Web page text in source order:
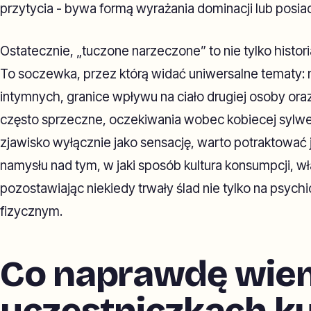
przytycia - bywa formą wyrażania dominacji lub
Ostatecznie, „tuczone narzeczone” to nie tylko
To soczewka, przez którą widać uniwersalne
intymnych, granice wpływu na ciało drugiej osoby
często sprzeczne, oczekiwania wobec kobiecej
zjawisko wyłącznie jako sensację, warto
namysłu nad tym, w jaki sposób kultura konsumpcji,
pozostawiając niekiedy trwały ślad nie tylko na
fizycznym.
Co naprawdę